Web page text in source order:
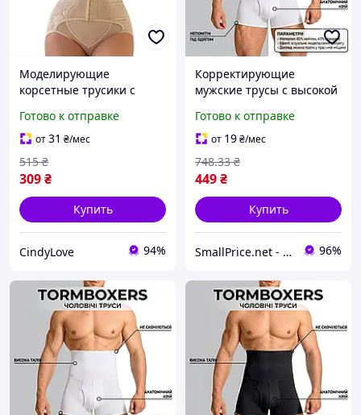
Моделирующие
корсетные трусики с
корректирующие трусы с
корсетом для коррекции
талии на 3 ряда Бежевый
S
Готово к отправке
от31 ₴/мес
309₴
515 ₴
Купить
CindyLove 94%
Корректирующие
мужские трусы с высокой
белые, размер S-M
Готово к отправке
от 19₴/мес
449₴
748.33 ₴
Купить
SmallPrice.net - магазин товаров для дома и аксессуаров 96%